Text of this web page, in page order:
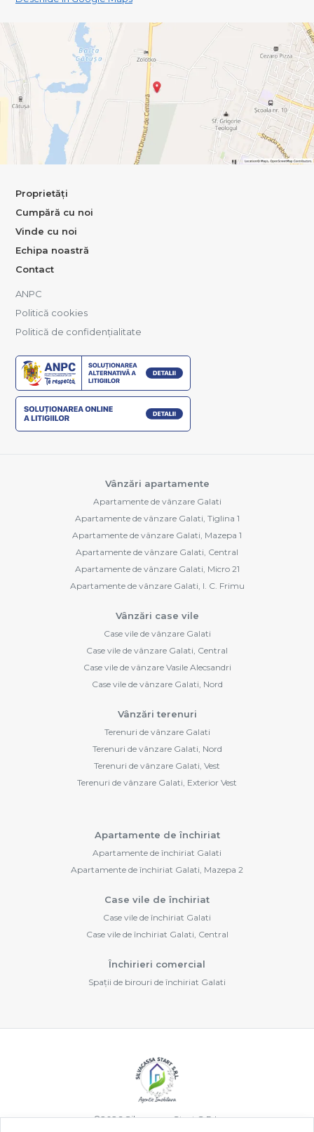
Proprietăți
Cumpără cu noi
Vinde cu noi
Echipa noastră
Contact
ANPC
Politică cookies
Politică de confidențialitate
Vânzări apartamente
Apartamente de vânzare Galati
Apartamente de vânzare Galati, Tiglina 1
Apartamente de vânzare Galati, Mazepa 1
Apartamente de vânzare Galati, Central
Apartamente de vânzare Galati, Micro 21
Apartamente de vânzare Galati, I. C. Frimu
Vânzări case vile
Case vile de vânzare Galati
Case vile de vânzare Galati, Central
Case vile de vânzare Vasile Alecsandri
Case vile de vânzare Galati, Nord
Vânzări terenuri
Terenuri de vânzare Galati
Terenuri de vânzare Galati, Nord
Terenuri de vânzare Galati, Vest
Terenuri de vânzare Galati, Exterior Vest
Apartamente de închiriat
Apartamente de închiriat Galati
Apartamente de închiriat Galati, Mazepa 2
Case vile de închiriat
Case vile de închiriat Galati
Case vile de închiriat Galati, Central
Închirieri comercial
Spații de birouri de închiriat Galati
©2026Silvacassa Start S.R.L.